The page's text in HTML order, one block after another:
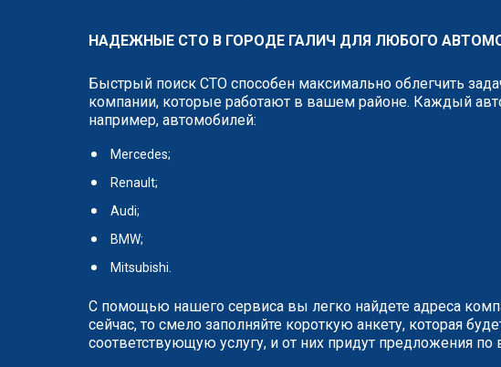
НАДЕЖНЫЕ СТО В ГОРОДЕ ГАЛИЧ ДЛЯ ЛЮБОГО
Быстрый поиск СТО способен максимально облегчить
компании, которые работают в вашем районе. Каждый
например, автомобилей:
Mercedes;
Renault;
Audi;
BMW;
Mitsubishi.
С помощью нашего сервиса вы легко найдете адреса
сейчас, то смело заполняйте короткую анкету, которая
соответствующую услугу, и от них придут предложения по